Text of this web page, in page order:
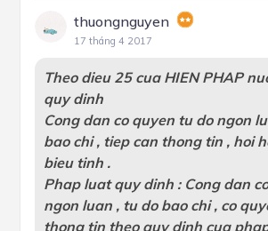
thuongnguyen
17 tháng 4 2017
Theo dieu 25 cua HIEN PHAP
quy dinh
Cong dan co quyen tu do ngon
bao chi , tiep can thong tin , hoi
bieu tinh .
Phap luat quy dinh : Cong dan
ngon luan , tu do bao chi , co
thong tin theo quy dinh cua